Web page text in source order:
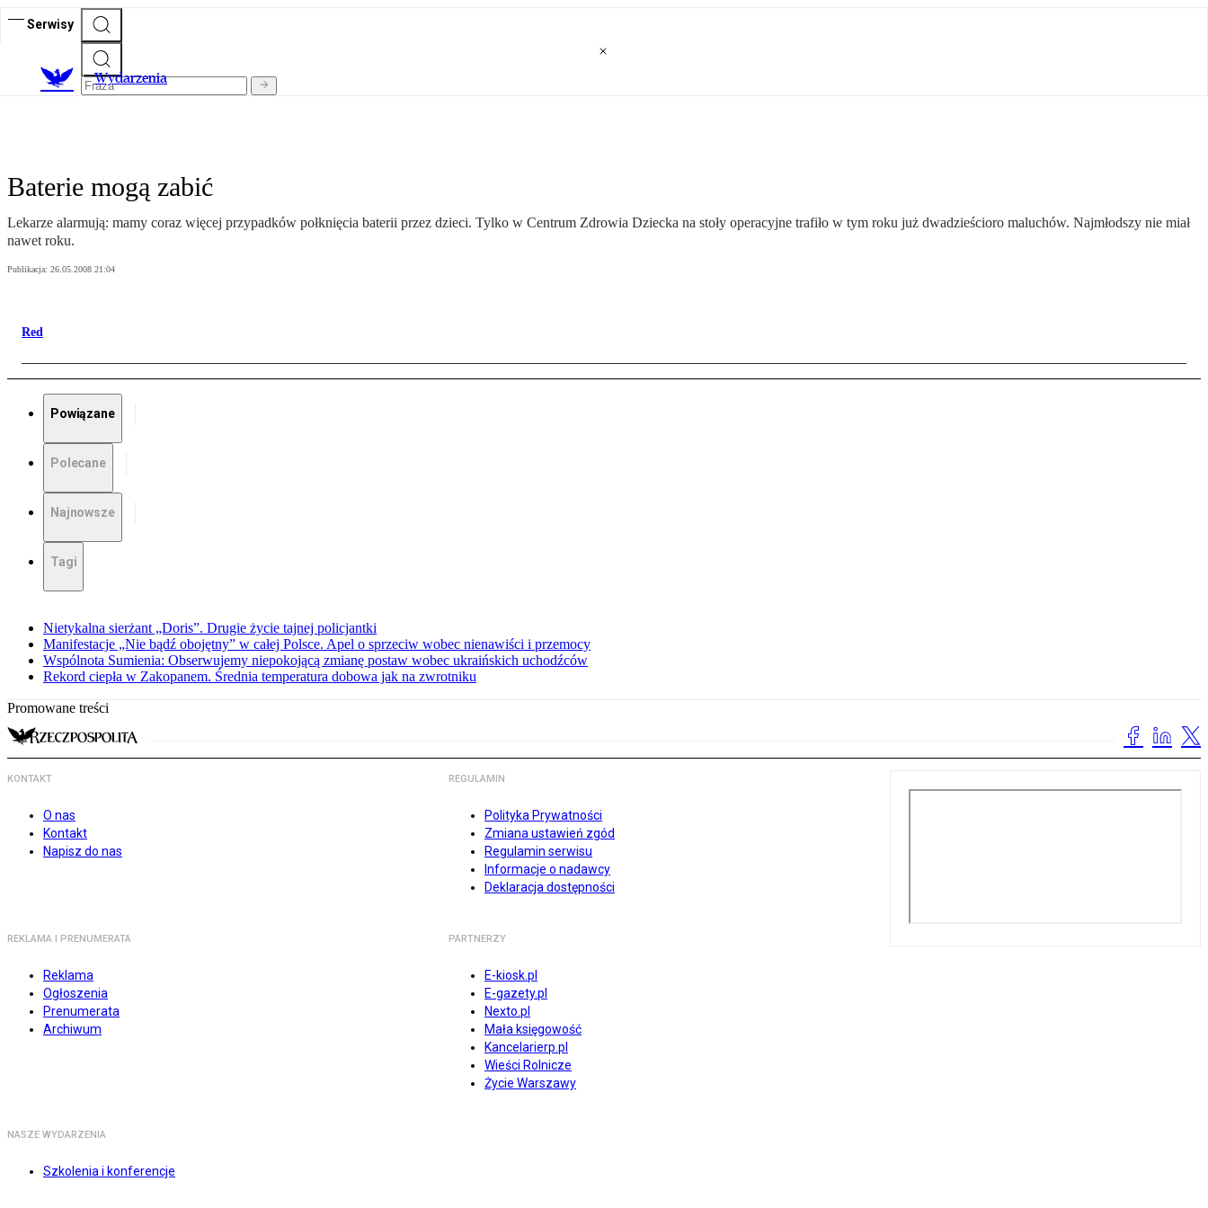
Serwisy
Wydarzenia
Baterie mogą zabić
Lekarze alarmują: mamy coraz więcej przypadków połknięcia baterii przez dzieci. Tylko w Centrum Zdrowia Dziecka na stoły operacyjne trafiło w tym roku już dwadzieścioro maluchów. Najmłodszy nie miał
nawet roku.
Publikacja: 26.05.2008 21:04
Red
Powiązane
Polecane
Najnowsze
Tagi
Nietykalna sierżant „Doris”. Drugie życie tajnej policjantki
Manifestacje „Nie bądź obojętny” w całej Polsce. Apel o sprzeciw wobec nienawiści i przemocy
Wspólnota Sumienia: Obserwujemy niepokojącą zmianę postaw wobec ukraińskich uchodźców
Rekord ciepła w Zakopanem. Średnia temperatura dobowa jak na zwrotniku
Promowane treści
KONTAKT
O nas
Kontakt
Napisz do nas
REGULAMIN
Polityka Prywatności
Zmiana ustawień zgód
Regulamin serwisu
Informacje o nadawcy
Deklaracja dostępności
REKLAMA I PRENUMERATA
Reklama
Ogłoszenia
Prenumerata
Archiwum
PARTNERZY
E-kiosk.pl
E-gazety.pl
Nexto.pl
Mała księgowość
Kancelarierp.pl
Wieści Rolnicze
Życie Warszawy
NASZE WYDARZENIA
Szkolenia i konferencje